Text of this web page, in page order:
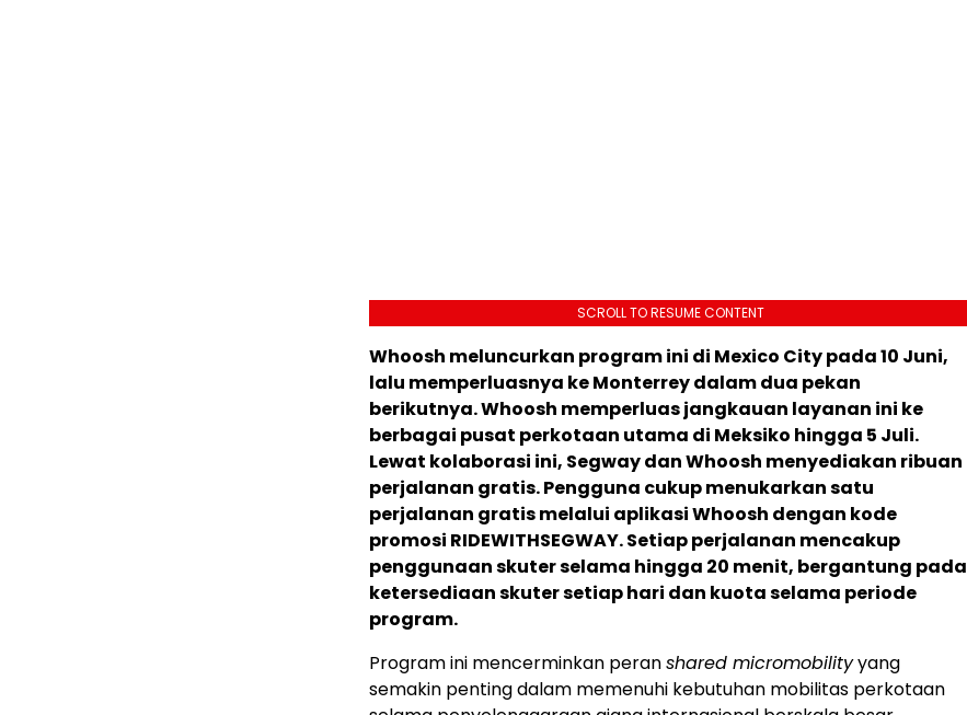
SCROLL TO RESUME CONTENT
Whoosh meluncurkan program ini di Mexico City pada 10 Juni,
lalu memperluasnya ke Monterrey dalam dua pekan
berikutnya. Whoosh memperluas jangkauan layanan ini ke
berbagai pusat perkotaan utama di Meksiko hingga 5 Juli.
Lewat kolaborasi ini, Segway dan Whoosh menyediakan ribuan
perjalanan gratis. Pengguna cukup menukarkan satu
perjalanan gratis melalui aplikasi Whoosh dengan kode
promosi RIDEWITHSEGWAY. Setiap perjalanan mencakup
penggunaan skuter selama hingga 20 menit, bergantung pada
ketersediaan skuter setiap hari dan kuota selama periode
program.
Program ini mencerminkan peranshared micromobilityyang
semakin penting dalam memenuhi kebutuhan mobilitas perkotaan